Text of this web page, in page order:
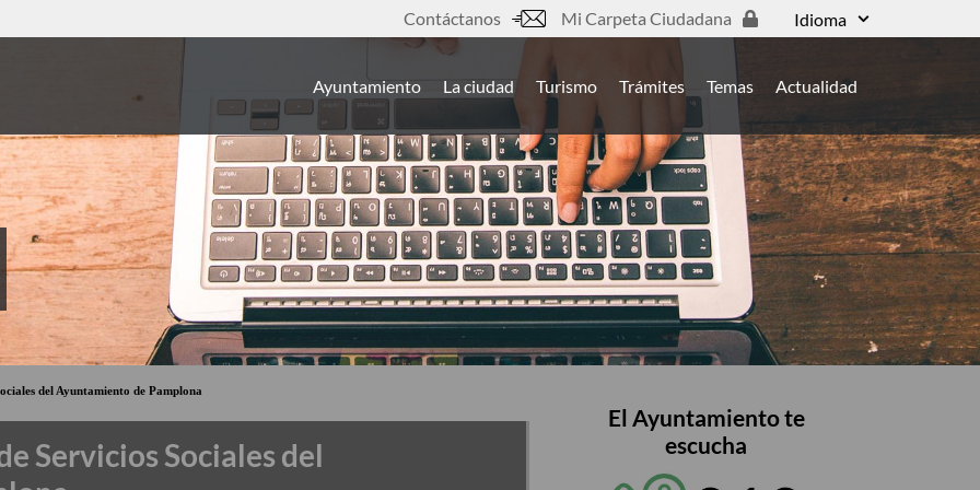
Contáctanos Mi Carpeta Ciudadana Idioma
Ayuntamiento La ciudad Turismo Trámites Temas Actualidad
del Ayuntamiento de Pamplona
Servicios Sociales del
El Ayuntamiento te
escucha